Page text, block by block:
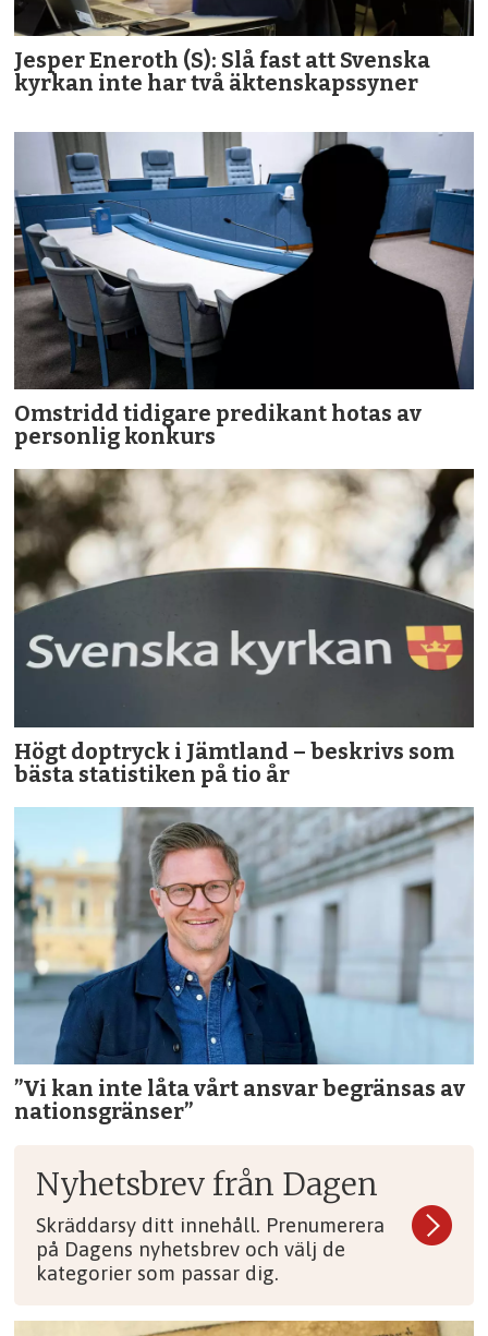
Jesper Eneroth (S): Slå fast att Svenska
kyrkan inte har två äktenskapssyner
Omstridd tidigare predikant hotas av
personlig konkurs
Högt doptryck i Jämtland – beskrivs som
bästa statistiken på tio år
”Vi kan inte låta vårt ansvar begränsas av
nationsgränser”
Nyhetsbrev från Dagen
Skräddarsy ditt innehåll. Prenumerera
på Dagens nyhetsbrev och välj de
kategorier som passar dig.